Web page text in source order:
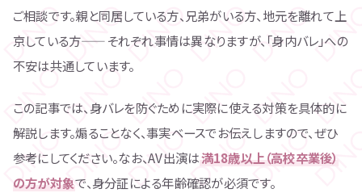
ご相談です。親と同居している方、兄弟がいる方、地元を離れて上
京している方——それぞれ事情は異なりますが、「身内バレ」への
不安は共通しています。
この記事では、身バレを防ぐために実際に使える対策を具体的に
解説します。煽ることなく、事実ベースでお伝えしますので、ぜひ
参考にしてください。なお、AV出演は満18歳以上（高校卒業後）
の方が対象で、身分証による年齢確認が必須です。